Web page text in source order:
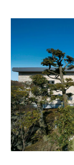
建築事例・建築実
デザイナーズギャ
インテリア
住まいづくりガイ
買う
賃貸住宅
店舗・各種施設
土地活用モデル
土地活用実例
法人のお客さま
戸建て・マンショ
ミサワリフォームと
リフォームの流れ
リフォームメニュー
リフォーム事例
事業用
複合開発・投資開
複合開発事業（
再開発・官民連
分譲マンション
収益不動産・投
オーナーサ
サポートメニュー
住まいるりんぐ（
保証制度
企業・IR情報
企業・IR
ニュース
展示場・イベ
カタログ請